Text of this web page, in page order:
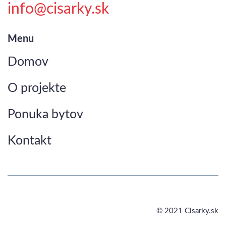
info@cisarky.sk
Menu
Domov
O projekte
Ponuka bytov
Kontakt
© 2021 Cisarky.sk